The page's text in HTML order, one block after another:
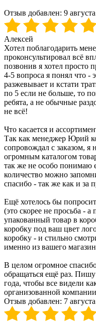
Отзыв добавлен: 9
Алексей
Хотел поблагодарить
проконсультировал всё
позвонив я хотел просто
4-5 вопроса я понял что -
разжевывает и кстати
по 5 если не больше, то
ребята, а не обычные
не всё!
Что касается и
Так как менеджер Юрий
сопровождал с заказом,
огромным каталогом
так же не особо понимаю
количество можно
спасибо - так же как и за
Ещё хотелось бы
(это скорее не просьба - а
упакованный товар в
коробку под ваш цвет
коробку - и стильно
именно из вашего
В целом огромное
обращаться ещё раз. Пишу
года, чтобы все видели
организованной
Отзыв добавлен: 7